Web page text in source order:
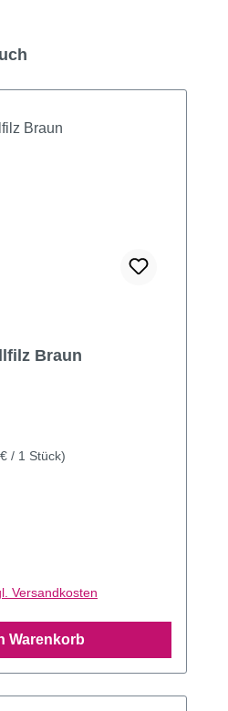
Braun
/ 1 Stück)
Versandkosten
Warenkorb